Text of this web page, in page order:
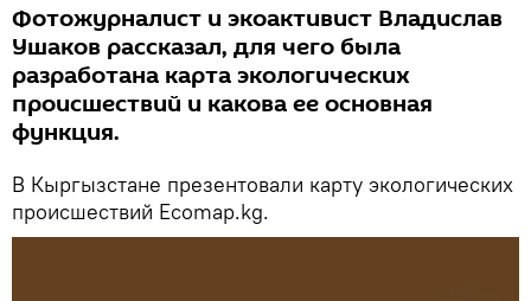
Фотожурналист и экоактивист Владислав
Ушаков рассказал, для чего была
разработана карта экологических
происшествий и какова ее основная
функция.
В Кыргызстане презентовали карту экологических
происшествий Ecomap.kg.